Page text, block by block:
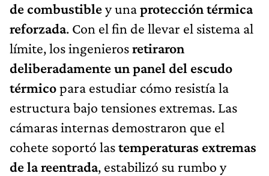
de combustibley unaprotección térmica
reforzada. Con el fin de llevar el sistema al
límite, los ingenierosretiraron
deliberadamente un panel del escudo
térmicopara estudiar cómo resistía la
estructura bajo tensiones extremas. Las
cámaras internas demostraron que el
cohete soportó lastemperaturas extremas
de la reentrada, estabilizó su rumbo y